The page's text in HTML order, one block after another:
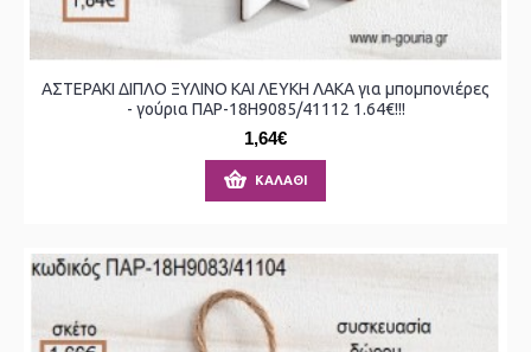
ΑΣΤΕΡΑΚΙ ΔΙΠΛΟ ΞΥΛΙΝΟ ΚΑΙ ΛΕΥΚΗ ΛΑΚΑ για μπομπονιέρες
- γούρια ΠΑΡ-18Η9085/41112 1.64€!!!
1,64€
ΚΑΛΆΘΙ